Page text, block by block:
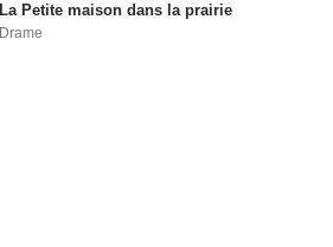
La Petite maison dans la prairie
Drame